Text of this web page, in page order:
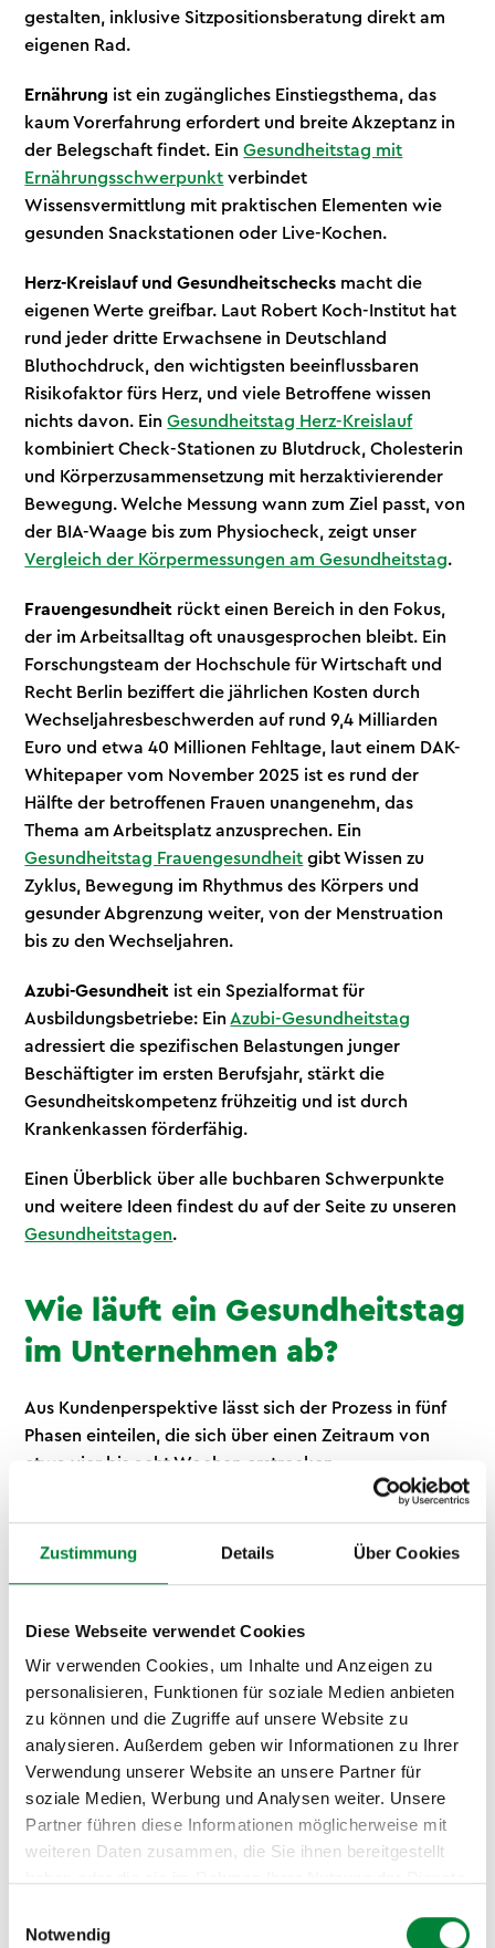
Zustimmung Details Über Cookies
Diese Webseite verwendet Cookies
Wir verwenden Cookies, um Inhalte und Anzeigen zu
personalisieren, Funktionen für soziale Medien anbieten
zu können und die Zugriffe auf unsere Website zu
analysieren. Außerdem geben wir Informationen zu Ihrer
Verwendung unserer Website an unsere Partner für
soziale Medien, Werbung und Analysen weiter. Unsere
Partner führen diese Informationen möglicherweise mit
weiteren Daten zusammen, die Sie ihnen bereitgestellt
Notwendig
gestalten, inklusive Sitzpositionsberatung direkt am
eigenen Rad.
Ernährung ist ein zugängliches Einstiegsthema, das
kaum Vorerfahrung erfordert und breite Akzeptanz in
der Belegschaft findet. EinGesundheitstag mit
Ernährungsschwerpunkt verbindet
Wissensvermittlung mit praktischen Elementen wie
gesunden Snackstationen oder Live-Kochen.
Herz-Kreislauf und Gesundheitschecks macht die
eigenen Werte greifbar. Laut Robert Koch-Institut hat
rund jeder dritte Erwachsene in Deutschland
Bluthochdruck, den wichtigsten beeinflussbaren
Risikofaktor fürs Herz, und viele Betroffene wissen
nichts davon. EinGesundheitstag Herz-Kreislauf
kombiniert Check-Stationen zu Blutdruck, Cholesterin
und Körperzusammensetzung mit herzaktivierender
Bewegung. Welche Messung wann zum Ziel passt, von
der BIA-Waage bis zum Physiocheck, zeigt unser
Vergleich der Körpermessungen am Gesundheitstag.
Frauengesundheit rückt einen Bereich in den Fokus,
der im Arbeitsalltag oft unausgesprochen bleibt. Ein
Forschungsteam der Hochschule für Wirtschaft und
Recht Berlin beziffert die jährlichen Kosten durch
Wechseljahresbeschwerden auf rund 9,4 Milliarden
Euro und etwa 40 Millionen Fehltage, laut einem DAK-
Whitepaper vom November 2025 ist es rund der
Hälfte der betroffenen Frauen unangenehm, das
Thema am Arbeitsplatz anzusprechen. Ein
Gesundheitstag Frauengesundheit gibt Wissen zu
Zyklus, Bewegung im Rhythmus des Körpers und
gesunder Abgrenzung weiter, von der Menstruation
bis zu den Wechseljahren.
Azubi-Gesundheit ist ein Spezialformat für
Ausbildungsbetriebe: Ein Azubi-Gesundheitstag
adressiert die spezifischen Belastungen junger
Beschäftigter im ersten Berufsjahr, stärkt die
Gesundheitskompetenz frühzeitig und ist durch
Krankenkassen förderfähig.
Einen Überblick über alle buchbaren Schwerpunkte
und weitere Ideen findest du auf der Seite zu unseren
Gesundheitstagen.
Wie läuft ein Gesundheitstag
im Unternehmen ab?
Aus Kundenperspektive lässt sich der Prozess in fünf
Phasen einteilen, die sich über einen Zeitraum von
etwa vier bis acht Wochen erstrecken.
soll der Gesundheitstag leisten? Sichtbarkeit für das
BGM-Programm schaffen, ein konkretes
setzen? Je klarer das Ziel, desto gezielter lässt sich das
Belegschaft im Vorfeld liefert wertvolle Hinweise auf
die relevantesten Themen.
Phase 2 – Anbieter anfragen und Konzept abstimmen.
Ein erfahrener Anbieter wie Strong Partners entwickelt
auf Basis einer kurzen Briefing-Session ein auf euer
Unternehmen zugeschnittenes Konzept: Formate,